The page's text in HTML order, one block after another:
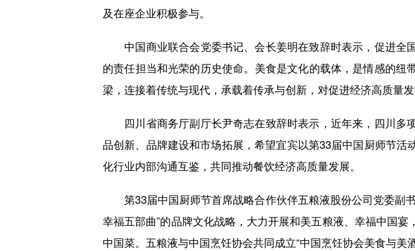
及在座企业积极参与。
中国商业联合会党委书记、会长姜明在致辞时表示，促进全
的责任担当和光荣的历史使命。美食是文化的载体，是情感的
梁，连接着传统与现代，承载着传承与创新，对促进经济高质量发
四川省商务厅副厅长尹奇志在致辞时表示，近年来，四川多
品创新、品牌建设和市场拓展，希望宜宾以第33届中国厨师节
化行业内部沟通互鉴，共同推动餐饮经济高质量发展。
第33届中国厨师节首席战略合作伙伴五粮液股份公司党委副
幸福五部曲”的品牌文化战略，大力开展和美五粮液、幸福中国
中国菜。五粮液与中国烹饪协会共同成立“中国烹饪协会美食与美